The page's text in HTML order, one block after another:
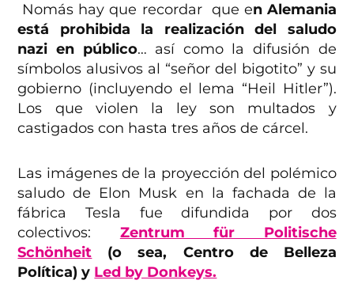
Nomás hay que recordar que en Alemania
está prohibida la realización del saludo
nazi en público… así como la difusión de
símbolos alusivos al “señor del bigotito” y su
gobierno (incluyendo el lema “Heil Hitler”).
Los que violen la ley son multados y
castigados con hasta tres años de cárcel.
Las imágenes de la proyección del polémico
saludo de Elon Musk en la fachada de la
fábrica Tesla fue difundida por dos
colectivos: Zentrum für Politische
Schönheit (o sea, Centro de Belleza
Política) y Led by Donkeys.